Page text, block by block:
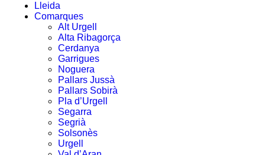
Lleida
Comarques
Alt Urgell
Alta Ribagorça
Cerdanya
Garrigues
Noguera
Pallars Jussà
Pallars Sobirà
Pla d’Urgell
Segarra
Segrià
Solsonès
Urgell